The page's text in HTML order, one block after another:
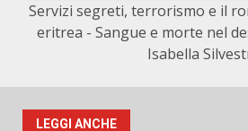
Servizi segreti, terrorismo e il
eritrea - Sangue e morte nel
Isabella
LEGGI ANCHE